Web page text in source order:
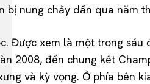
bị nung chảy dần qua năm
Được xem là một trong
2008, đến chung kết
và kỳ vọng. Ở phía bên